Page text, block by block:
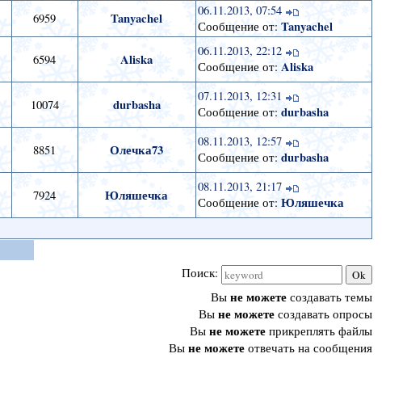
6959 Tanyachel
06.11.2013, 07:54
Сообщение от: Tanyachel
6594 Aliska
06.11.2013, 22:12
Сообщение от: Aliska
10074 durbasha
07.11.2013, 12:31
Сообщение от: durbasha
8851 Олечка73
08.11.2013, 12:57
Сообщение от: durbasha
7924 Юляшечка
08.11.2013, 21:17
Сообщение от: Юляшечка
Поиск:
Вы не можетесоздавать темы
Вы не можетесоздавать опросы
Вы не можетеприкреплять файлы
Вы не можетеотвечать на сообщения